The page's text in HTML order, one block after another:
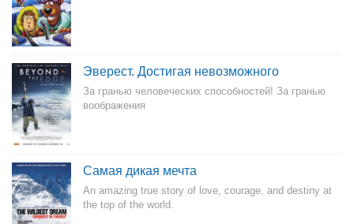
Эверест. Достигая невозможного
За гранью человеческих способностей! За гранью
воображения
Самая дикая мечта
An amazing true story of love, courage, and destiny at
the top of the world.